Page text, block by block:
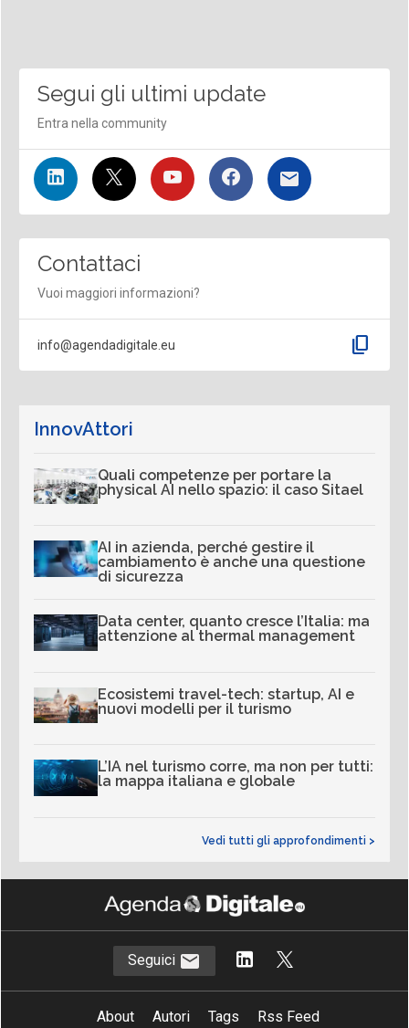
Segui gli ultimi update
Entra nella community
Contattaci
Vuoi maggiori informazioni?
info@agendadigitale.eu content_copy
InnovAttori
Quali competenze per portare la
physical AI nello spazio: il caso Sitael
AI in azienda, perché gestire il
cambiamento è anche una questione
di sicurezza
Data center, quanto cresce l’Italia: ma
attenzione al thermal management
Ecosistemi travel-tech: startup, AI e
nuovi modelli per il turismo
L’IA nel turismo corre, ma non per tutti:
la mappa italiana e globale
Vedi tutti gli approfondimenti >
Seguici
About Autori Tags
Rss Feed